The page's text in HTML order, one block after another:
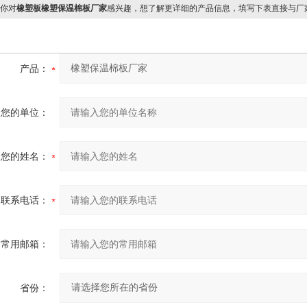
对橡塑板橡塑保温棉板厂家感兴趣，想了解更详细的产品信息，填写下表直接与厂
产品：
您的单位：
您的姓名：
联系电话：
常用邮箱：
省份：